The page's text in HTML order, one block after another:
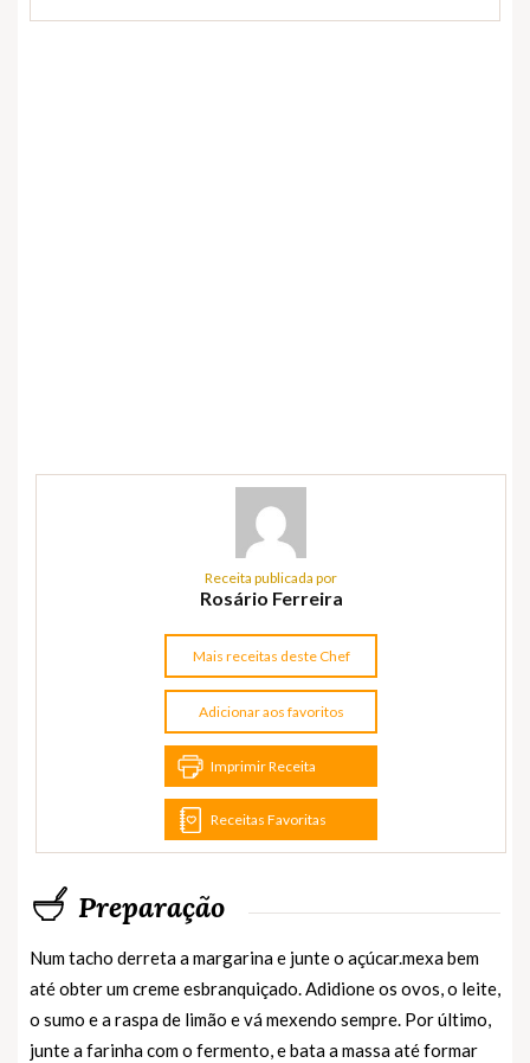
Receita publicada por
Rosário Ferreira
Mais receitas deste Chef
Adicionar aos favoritos
Imprimir Receita
Receitas Favoritas
Preparação
Num tacho derreta a margarina e junte o açúcar.mexa bem
até obter um creme esbranquiçado. Adidione os ovos, o leite,
o sumo e a raspa de limão e vá mexendo sempre. Por último,
junte a farinha com o fermento, e bata a massa até formar